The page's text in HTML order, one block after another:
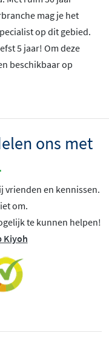
mag je het
op dit gebied.
5 jaar! Om deze
beschikbaar op
ons met
vrienden en kennissen.
om.
te kunnen helpen!
Kiyoh